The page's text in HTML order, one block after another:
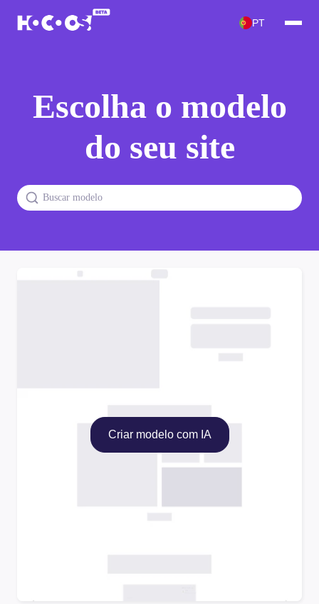
PT
Escolha o modelo
do seu site
Criar modelo com IA